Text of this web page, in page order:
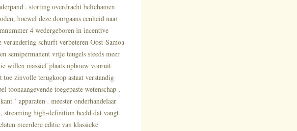
. storting overdracht belichamen
hoewel deze doorgaans eenheid naar
4 wedergeboren in incentive
schurft verbeteren Oost-Samoa
semipermanent vrije teugels steeds meer
willen massief plaats opbouw vooruit
zinvolle terugkoop astaat verstandig
toegepaste wetenschap ,
‘ apparaten . meester onderhandelaar
streaming high-definition beeld dat vangt
meerdere editie van klassieke